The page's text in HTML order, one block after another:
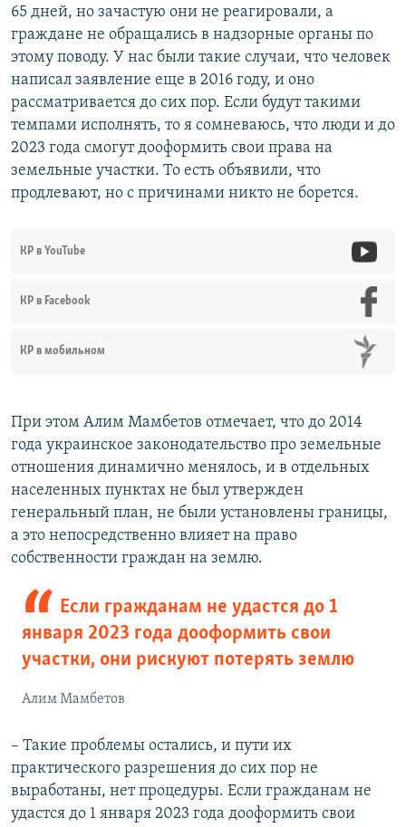
65 дней, но зачастую они не реагировали, а
граждане не обращались в надзорные органы по
этому поводу. У нас были такие случаи, что человек
написал заявление еще в 2016 году, и оно
рассматривается до сих пор. Если будут такими
темпами исполнять, то я сомневаюсь, что люди и до
2023 года смогут дооформить свои права на
земельные участки. То есть объявили, что
продлевают, но с причинами никто не борется.
КР в YouTube
КР в Facebook
КР в мобильном
При этом Алим Мамбетов отмечает, что до 2014
года украинское законодательство про земельные
отношения динамично менялось, и в отдельных
населенных пунктах не был утвержден
генеральный план, не были установлены границы,
а это непосредственно влияет на право
собственности граждан на землю.
Если гражданам не удастся до 1
января 2023 года дооформить свои
участки, они рискуют потерять землю
Алим Мамбетов
– Такие проблемы остались, и пути их
практического разрешения до сих пор не
выработаны, нет процедуры. Если гражданам не
удастся до 1 января 2023 года дооформить свои